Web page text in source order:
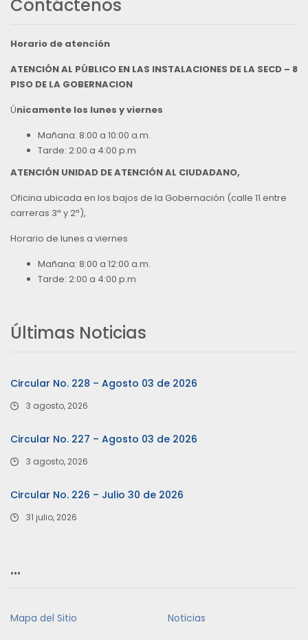
Contáctenos
Horario de atención
ATENCIÓN AL PÚBLICO EN LAS INSTALACIONES DE LA SECD – 8
PISO DE LA GOBERNACION
Únicamente los lunes y viernes
Mañana: 8:00 a 10:00 a.m.
Tarde: 2:00 a 4:00 p.m
ATENCIÓN UNIDAD DE ATENCIÓN AL CIUDADANO,
Oficina ubicada en los bajos de la Gobernación (calle 11 entre
carreras 3ª y 2ª),
Horario de lunes a viernes
Mañana: 8:00 a 12:00 a.m.
Tarde: 2:00 a 4:00 p.m
Últimas Noticias
Circular No. 228 – Agosto 03 de 2026
3 agosto, 2026
Circular No. 227 – Agosto 03 de 2026
3 agosto, 2026
Circular No. 226 – Julio 30 de 2026
31 julio, 2026
…
Mapa del Sitio
Noticias